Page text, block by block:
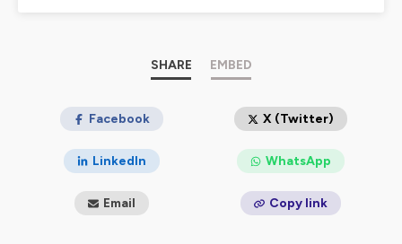
• Structurer intelligemment ton entreprise
• Comprendre la holding, la SCI et les montages
• Maximiser ton revenu net légalement
Chaque épisode est concret, stratégique et sans
SHARE EMBED
Facebook X (Twitter)
LinkedIn WhatsApp
Email Copy link